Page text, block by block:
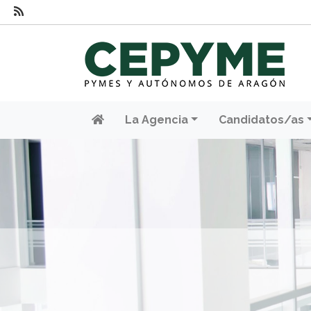
La Agencia Candidatos/as